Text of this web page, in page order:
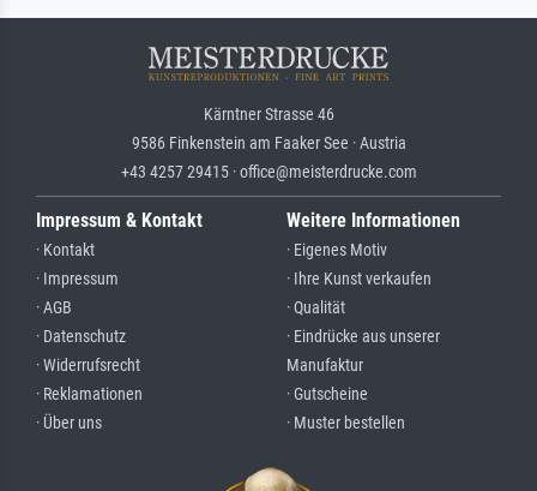
Kärntner Strasse 46
9586 Finkenstein am Faaker See · Austria
+43 4257 29415 · office@meisterdrucke.com
Impressum & Kontakt
· Kontakt
· Impressum
· AGB
· Datenschutz
· Widerrufsrecht
· Reklamationen
· Über uns
Weitere Informationen
· Eigenes Motiv
· Ihre Kunst verkaufen
· Qualität
· Eindrücke aus unserer
Manufaktur
· Gutscheine
· Muster bestellen